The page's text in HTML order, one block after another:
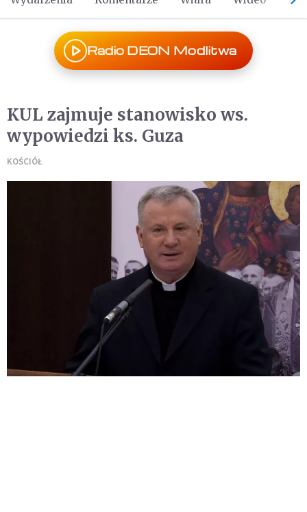
Radio DEON Modlitwa
KUL zajmuje stanowisko ws.
wypowiedzi ks. Guza
KOŚCIÓŁ